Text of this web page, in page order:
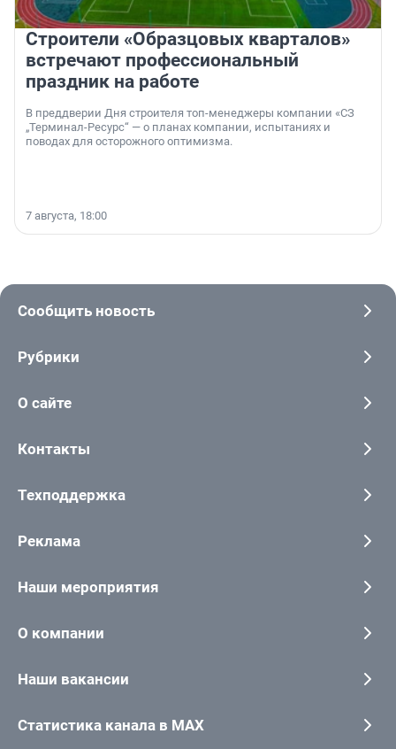
Строители «Образцовых кварталов»
встречают профессиональный
праздник на работе
В преддверии Дня строителя топ-менеджеры компании «СЗ
„Терминал-Ресурс“ — о планах компании, испытаниях и
поводах для осторожного оптимизма.
7 августа, 18:00
Сообщить новость
Рубрики
О сайте
Контакты
Техподдержка
Реклама
Наши мероприятия
О компании
Наши вакансии
Статистика канала в MAX